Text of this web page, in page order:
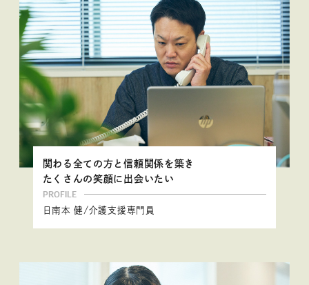
関わる全ての方と信頼関係を築き
たくさんの笑顔に出会いたい
PROFILE
日南本 健/介護支援専門員